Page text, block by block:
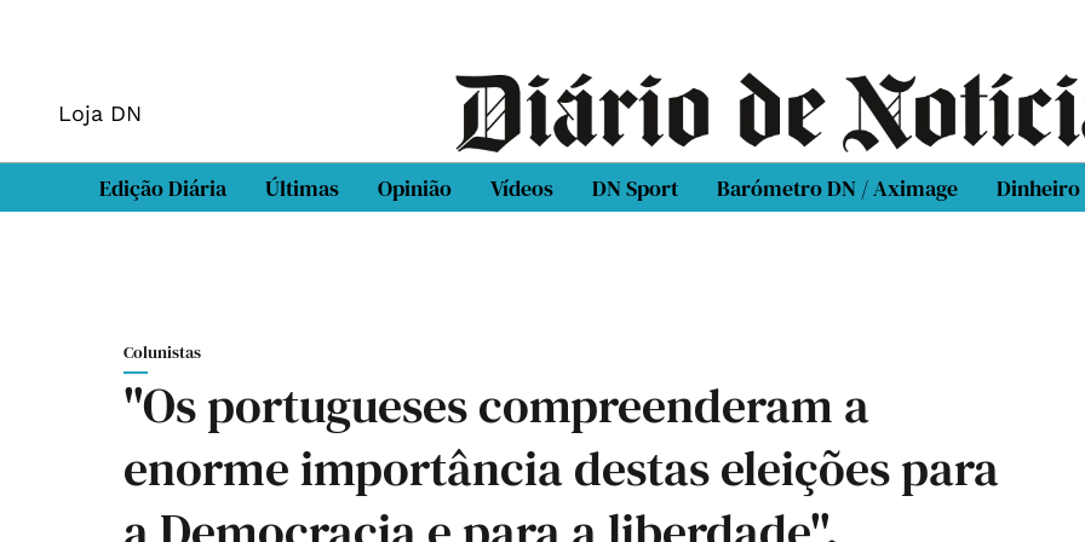
Loja DN
Edição Diária Últimas Opinião Vídeos DN Sport Barómetro DN / Aximage Dinheiro
Colunistas
"Os portugueses compreenderam a
enorme importância destas eleições para